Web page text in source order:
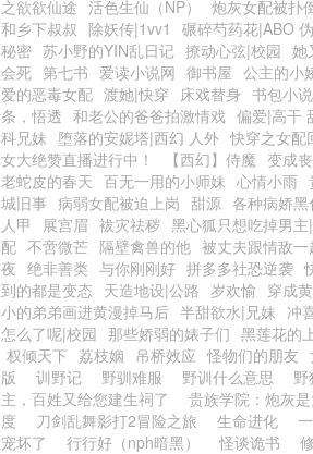
之欲欲仙途 活色生仙（NP） 炮灰女配被扑
和乡下叔叔 除妖传|1vv1 碾碎芍药花|ABO
秘密 苏小野的YIN乱日记 撩动心弦|校园 她
会死 第七书 爱读小说网 御书屋 公主的小
爱的恶毒女配 渡她|快穿 床戏替身 书包小
条，悟透 和老公的爸爸拍激情戏 偏爱|高干
科兄妹 堕落的安妮塔|西幻 人外 快穿之女配
女大绝赞直播进行中！
【西幻】侍魔 变成
老蛇皮的春天 百无一用的小师妹 心情小雨
城旧事 病弱女配被迫上岗 甜源 各种病娇黑
人甲
展宫眉 袚灾祛秽 黑心狐只想吃掉男主
配 不啻微芒 隔壁禽兽的他 被丈夫跟情敌一
夜 绝非善类 与你刚刚好 拼多多社恐逆袭
到的都是变态 天造地设|公路 岁欢愉 穿成
小的弟弟画进黄漫掉马后 半甜欲水|兄妹 冲
怎么了呢|校园 那些娇弱的婊子们 黑莲花的
权倾天下 荔枝姻 吊桥效应 怪物们的朋友
版
训野记 野驯难服 野训什么意思
主，百姓又给您建生祠了
贵族学院：炮灰
度
刀剑乱舞影打2冒险之旅 生命进化
宠坏了
行行好（nph暗黑） 怪谈诡书